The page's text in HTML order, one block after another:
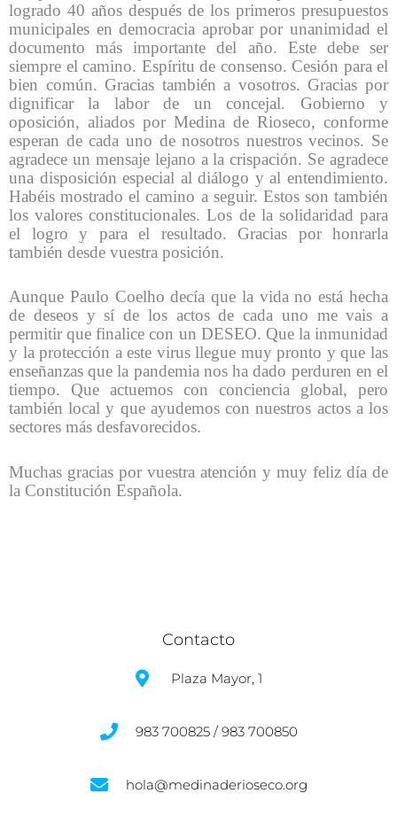
logrado 40 años después de los primeros presupuestos
municipales en democracia aprobar por unanimidad el
documento más importante del año. Este debe ser
siempre el camino. Espíritu de consenso. Cesión para el
bien común. Gracias también a vosotros. Gracias por
dignificar la labor de un concejal. Gobierno y
oposición, aliados por Medina de Rioseco, conforme
esperan de cada uno de nosotros nuestros vecinos. Se
agradece un mensaje lejano a la crispación. Se agradece
una disposición especial al diálogo y al entendimiento.
Habéis mostrado el camino a seguir. Estos son también
los valores constitucionales. Los de la solidaridad para
el logro y para el resultado. Gracias por honrarla
también desde vuestra posición.
Aunque Paulo Coelho decía que la vida no está hecha
de deseos y sí de los actos de cada uno me vais a
permitir que finalice con un DESEO. Que la inmunidad
y la protección a este virus llegue muy pronto y que las
enseñanzas que la pandemia nos ha dado perduren en el
tiempo. Que actuemos con conciencia global, pero
también local y que ayudemos con nuestros actos a los
sectores más desfavorecidos.
Muchas gracias por vuestra atención y muy feliz día de
la Constitución Española.
Contacto
Plaza Mayor, 1
983 700825 / 983 700850
hola@medinaderioseco.org